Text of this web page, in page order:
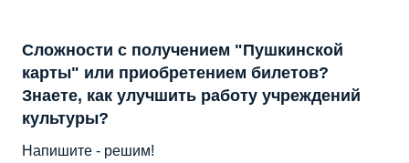
Сложности с получением "Пушкинской
карты" или приобретением билетов?
Знаете, как улучшить работу учреждений
культуры?
Напишите - решим!